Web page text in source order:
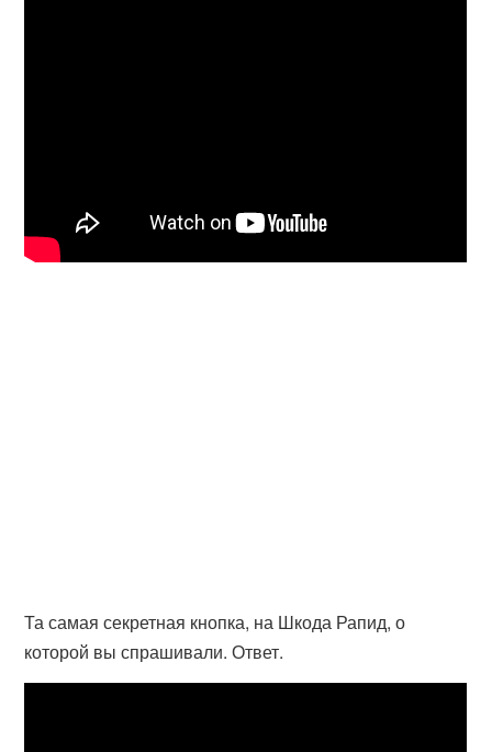
Та самая секретная кнопка, на Шкода Рапид, о
которой вы спрашивали. Ответ.